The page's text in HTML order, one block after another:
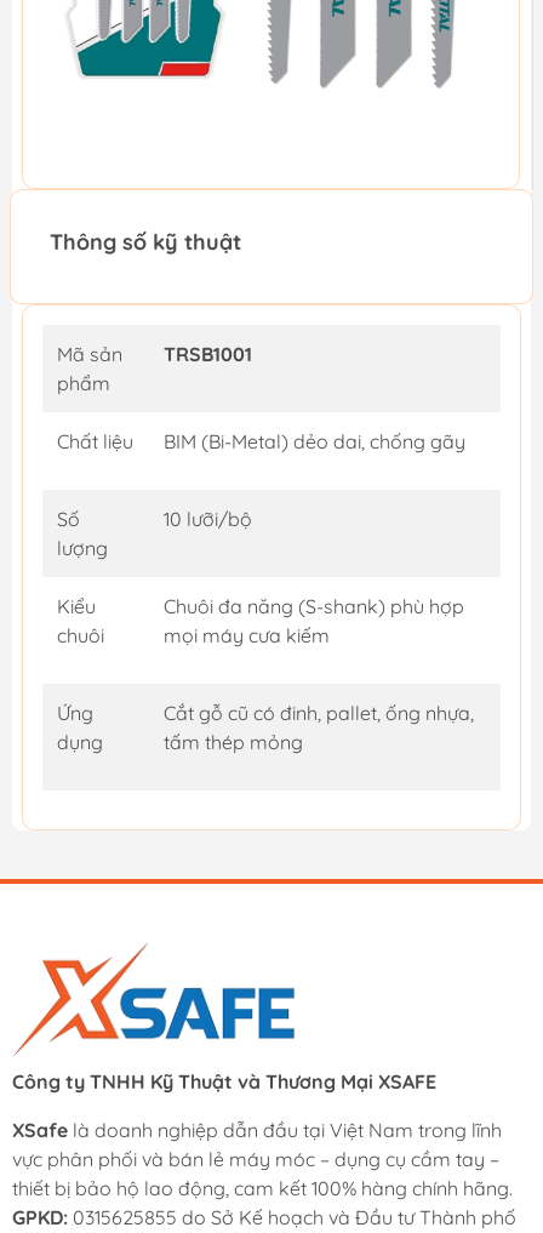
Thông số kỹ thuật
Mã sản
phẩm
TRSB1001
Chất liệu BIM (Bi-Metal) dẻo dai, chống gãy
Số
lượng
10 lưỡi/bộ
Kiểu
chuôi
Chuôi đa năng (S-shank) phù hợp
mọi máy cưa kiếm
Ứng
dụng
Cắt gỗ cũ có đinh, pallet, ống nhựa,
tấm thép mỏng
Công ty TNHH Kỹ Thuật và Thương Mại XSAFE
XSafe là doanh nghiệp dẫn đầu tại Việt Nam trong lĩnh
vực phân phối và bán lẻ máy móc – dụng cụ cầm tay –
thiết bị bảo hộ lao động, cam kết 100% hàng chính hãng.
GPKD: 0315625855 do Sở Kế hoạch và Đầu tư Thành phố